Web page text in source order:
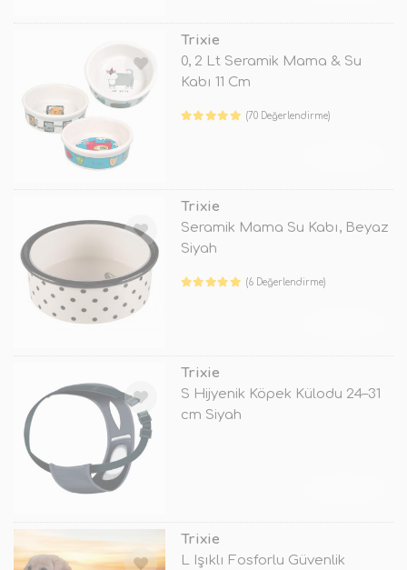
Trixie
0, 2 Lt Seramik Mama & Su
Kabı 11 Cm
(70 Değerlendirme)
Trixie
Seramik Mama Su Kabı, Beyaz
Siyah
(6 Değerlendirme)
Trixie
S Hijyenik Köpek Külodu 24–31
cm Siyah
Trixie
L Işıklı Fosforlu Güvenlik